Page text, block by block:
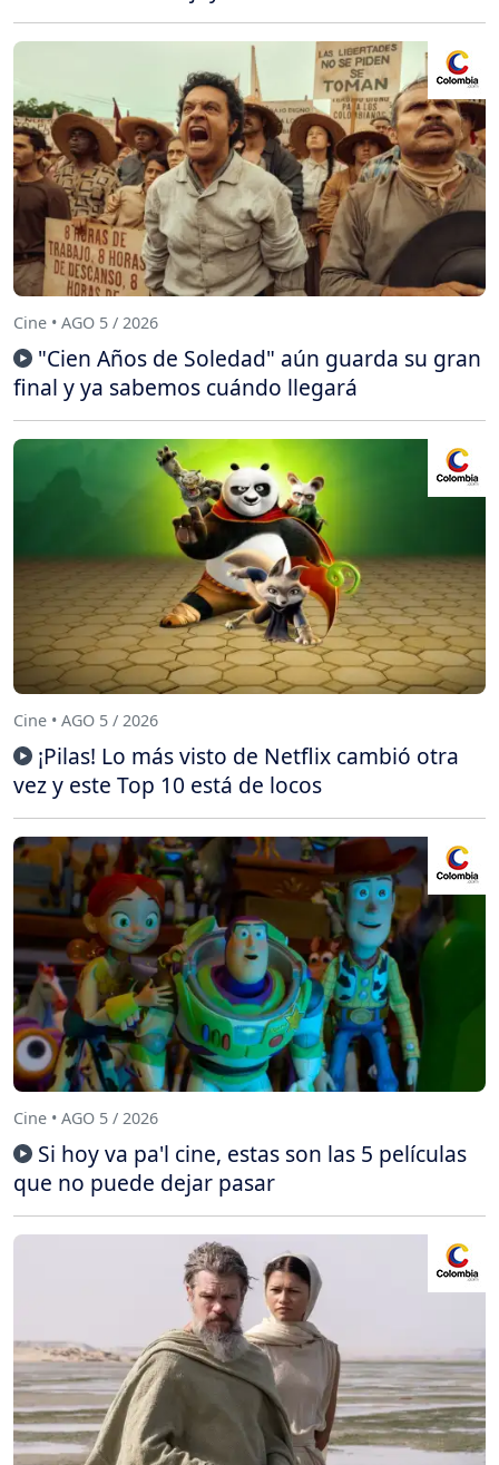
Cine • AGO 5 / 2026
"Cien Años de Soledad" aún guarda su gran
final y ya sabemos cuándo llegará
Cine • AGO 5 / 2026
¡Pilas! Lo más visto de Netflix cambió otra
vez y este Top 10 está de locos
Cine • AGO 5 / 2026
Si hoy va pa'l cine, estas son las 5 películas
que no puede dejar pasar